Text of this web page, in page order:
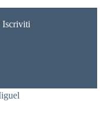
Iscriviti